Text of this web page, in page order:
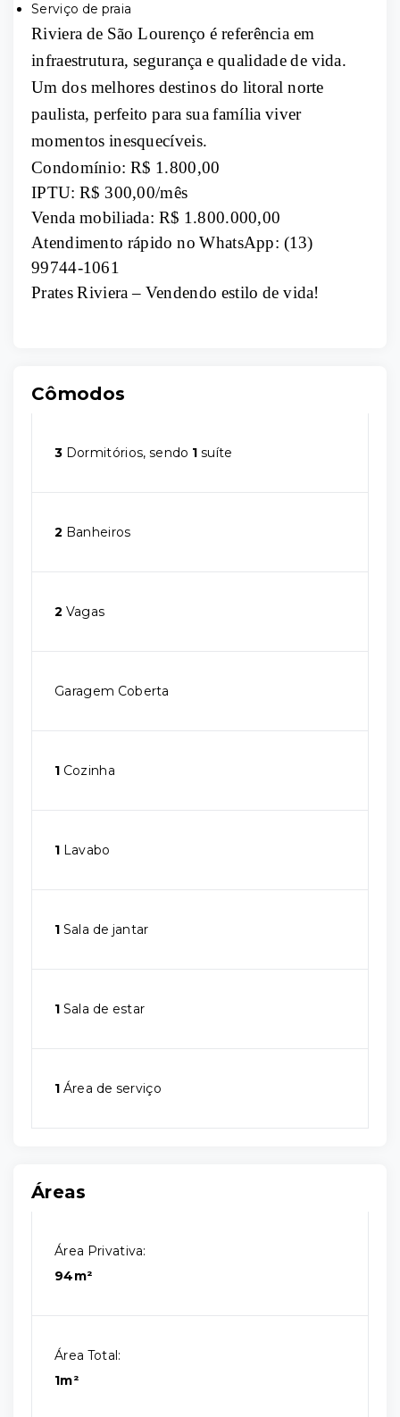
Serviço de praia
Riviera de São Lourenço é referência em
infraestrutura, segurança e qualidade de vida.
Um dos melhores destinos do litoral norte
paulista, perfeito para sua família viver
momentos inesquecíveis.
Condomínio: R$ 1.800,00
IPTU: R$ 300,00/mês
Venda mobiliada: R$ 1.800.000,00
Atendimento rápido no WhatsApp: (13)
99744-1061
Prates Riviera – Vendendo estilo de vida!
Cômodos
3 Dormitórios, sendo 1 suíte
2 Banheiros
2 Vagas
Garagem Coberta
1 Cozinha
1 Lavabo
1 Sala de jantar
1 Sala de estar
1 Área de serviço
Áreas
Área Privativa:
94m²
Área Total:
1m²